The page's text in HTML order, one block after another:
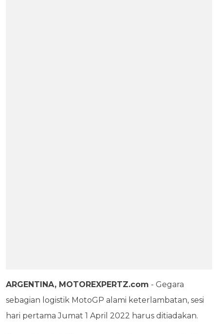
ARGENTINA, MOTOREXPERTZ.com - Gegara
sebagian logistik MotoGP alami keterlambatan, sesi
hari pertama Jumat 1 April 2022 harus ditiadakan.